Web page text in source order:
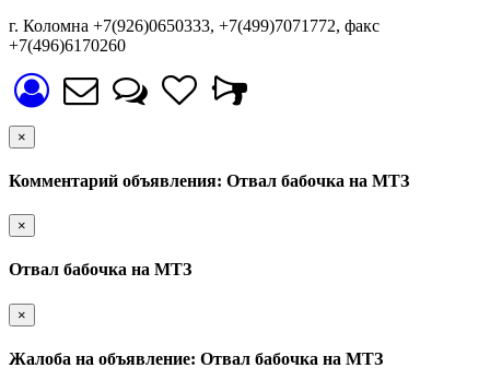
г. Коломна +7(926)0650333, +7(499)7071772, факс
+7(496)6170260
×
Комментарий объявления: Отвал бабочка на МТЗ
×
Отвал бабочка на МТЗ
×
Жалоба на объявление: Отвал бабочка на МТЗ